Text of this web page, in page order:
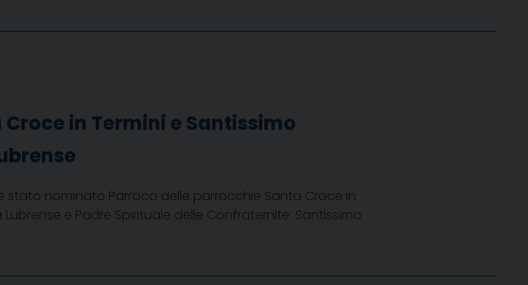
in Termini e Santissimo
stato nominato Parroco delle parrocchie Santa Croce in
e Padre Spirituale delle Confraternite: Santissimo